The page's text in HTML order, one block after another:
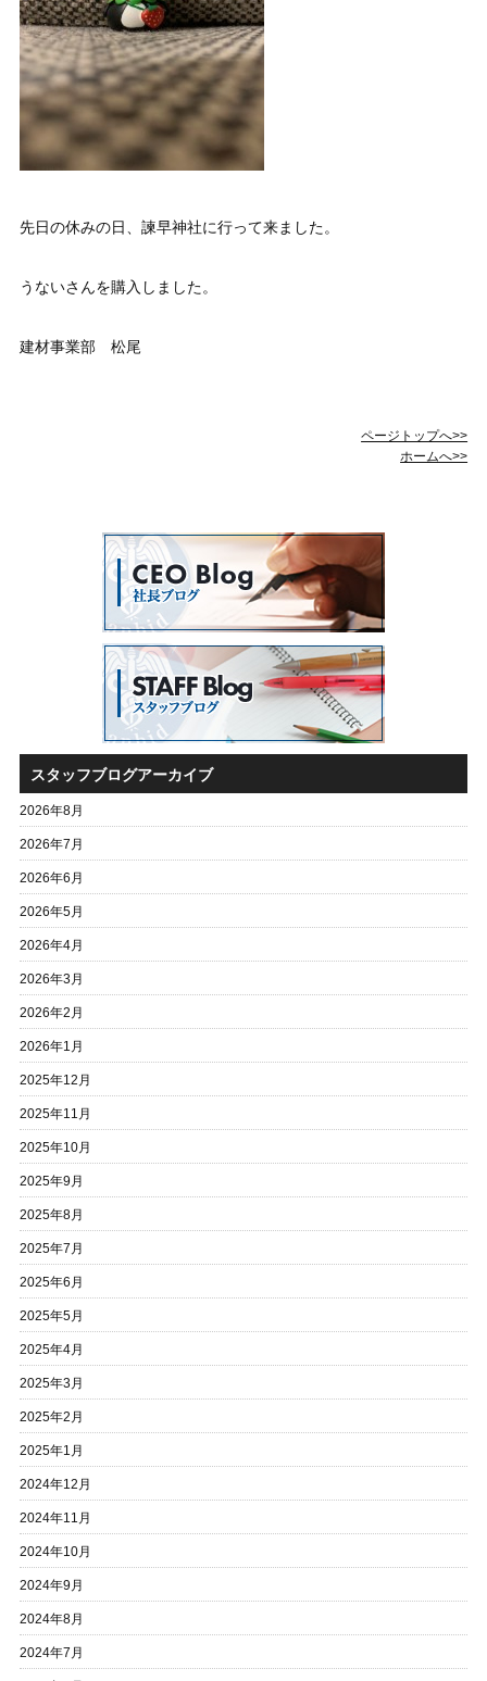
先日の休みの日、諫早神社に行って来ました。
うないさんを購入しました。
建材事業部 松尾
ページトップへ>>
ホームへ>>
スタッフブログアーカイブ
2026年8月
2026年7月
2026年6月
2026年5月
2026年4月
2026年3月
2026年2月
2026年1月
2025年12月
2025年11月
2025年10月
2025年9月
2025年8月
2025年7月
2025年6月
2025年5月
2025年4月
2025年3月
2025年2月
2025年1月
2024年12月
2024年11月
2024年10月
2024年9月
2024年8月
2024年7月